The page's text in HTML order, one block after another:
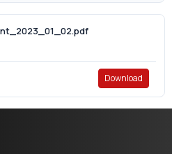
Download